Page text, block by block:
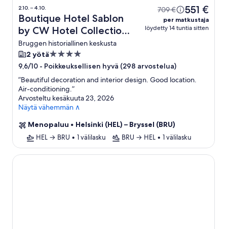
2.10. – 4.10.
Boutique Hotel Sablon
by CW Hotel Collection
+ lento
Bruggen historiallinen keskusta
709 € 551 €
per matkustaja
löydetty 14 tuntia sitten
2 yötä4.0
tähden
majoituspaikka
9,6/10 - Poikkeuksellisen hyvä (298 arvostelua)
”Beautiful decoration and interior design. Good location.
Air-conditioning.”
Arvosteltu kesäkuuta 23, 2026
Näytä vähemmän ∧
Menopaluu • Helsinki (HEL) – Bryssel (BRU)
HEL → BRU • 1 välilasku BRU → HEL • 1 välilasku
Hotel Biskajer by CW Hotel Collection